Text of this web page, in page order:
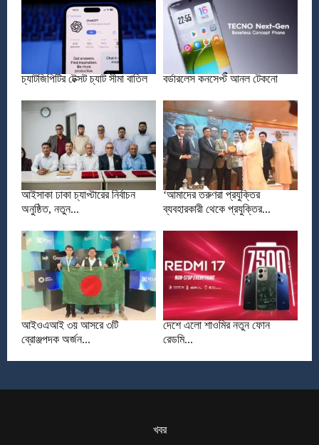
চ্যাটজিপিটির টেক্সট চ্যাট সীমা বাতিল বর্ডারলেস কনসেপ্ট আনল টেকনো
আইসাকা ঢাকা চ্যাপ্টারের নির্বাচন
অনুষ্ঠিত, নতুন...
‘আমাদের তরুণরা প্রযুক্তির
ব্যবহারকারী থেকে প্রযুক্তির...
আইওএআই ৩য় আসরে ৩টি
ব্রোঞ্জপদক অর্জন...
দেশে এলো শাওমির নতুন ফোন
রেডমি...
খবর